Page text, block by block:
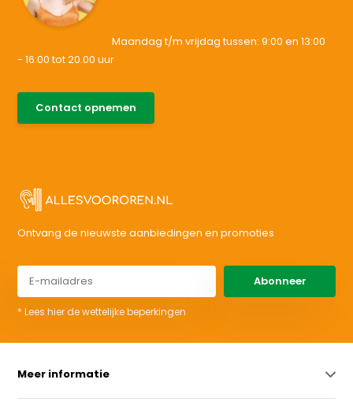
Maandag t/m vrijdag tussen: 9:00 en 13:00
- 16:00 tot 20.00 uur
Contact opnemen
Ontvang de nieuwste aanbiedingen en promoties
Abonneer
* Lees hier de wettelijke beperkingen
Meer informatie